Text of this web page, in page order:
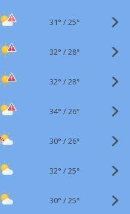
31° /25°
32° /28°
32° /28°
34° /26°
30° /26°
32° /25°
30° /25°